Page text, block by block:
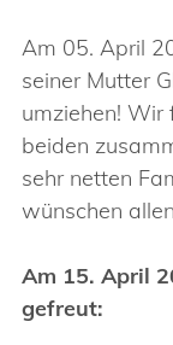
Am 05. April
seiner Mutter
umziehen! Wir
beiden
sehr netten
wünschen
Am 15. April
gefreut: